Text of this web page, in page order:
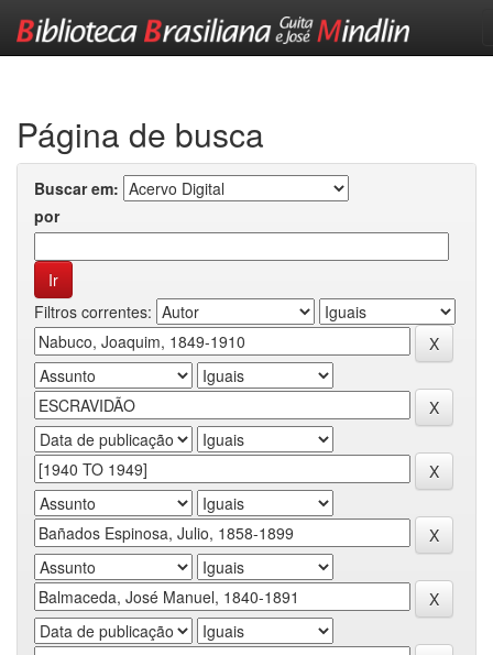
Página de busca
Buscar em:
por
Filtros correntes: